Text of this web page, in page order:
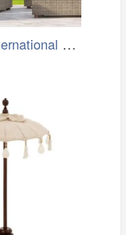
Haushalt International Dřevěný…